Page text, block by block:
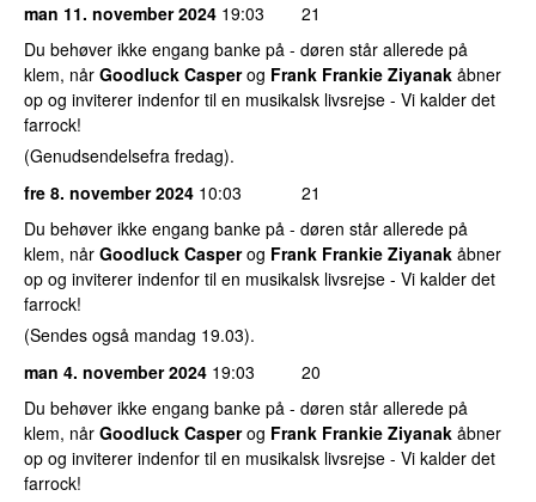
man 11. november 2024 19:03
21
Du behøver ikke engang banke på - døren står allerede på
klem, når Goodluck Casperog Frank Frankie Ziyanak åbner
op og inviterer indenfor til en musikalsk livsrejse - Vi kalder det
farrock!
(Genudsendelsefra fredag).
fre 8. november 2024 10:03
21
Du behøver ikke engang banke på - døren står allerede på
klem, når Goodluck Casperog Frank Frankie Ziyanak åbner
op og inviterer indenfor til en musikalsk livsrejse - Vi kalder det
farrock!
(Sendes også mandag 19.03).
man 4. november 2024 19:03
20
Du behøver ikke engang banke på - døren står allerede på
klem, når Goodluck Casperog Frank Frankie Ziyanak åbner
op og inviterer indenfor til en musikalsk livsrejse - Vi kalder det
farrock!